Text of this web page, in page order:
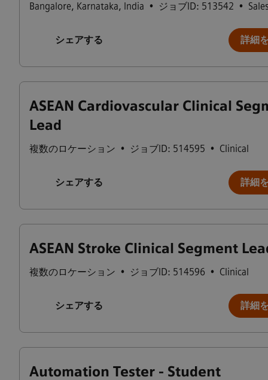
Bangalore, Karnataka, India • ジョブID: 513542 •
シェアする 詳細
ASEAN Cardiovascular Clinical
Lead
複数のロケーション • ジョブID: 514595 • Clinical
シェアする 詳細
ASEAN Stroke Clinical Segment
複数のロケーション • ジョブID: 514596 • Clinical
シェアする 詳細
Automation Tester - Student